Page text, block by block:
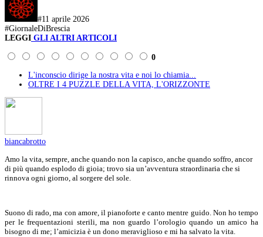
#11 aprile 2026
#GiornaleDiBrescia
LEGGI GLI ALTRI ARTICOLI
0
L'inconscio dirige la nostra vita e noi lo chiamia...
OLTRE I 4 PUZZLE DELLA VITA, L'ORIZZONTE
biancabrotto
Amo la vita, sempre, anche quando non la capisco, anche quando soffro, ancor
di più quando esplodo di gioia; trovo sia un’avventura straordinaria che si
rinnova ogni giorno, al sorgere del sole.
Suono di rado, ma con amore, il pianoforte e canto mentre guido. Non ho tempo
per le frequentazioni sterili, ma non guardo l’orologio quando un amico ha
bisogno di me; l’amicizia è un dono meraviglioso e mi ha salvato la vita.